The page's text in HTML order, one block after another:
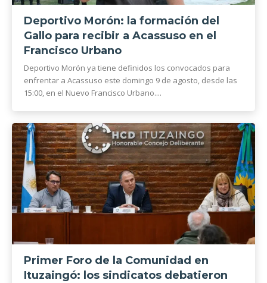
Deportivo Morón: la formación del
Gallo para recibir a Acassuso en el
Francisco Urbano
Deportivo Morón ya tiene definidos los convocados para
enfrentar a Acassuso este domingo 9 de agosto, desde las
15:00, en el Nuevo Francisco Urbano....
Primer Foro de la Comunidad en
Ituzaingó: los sindicatos debatieron